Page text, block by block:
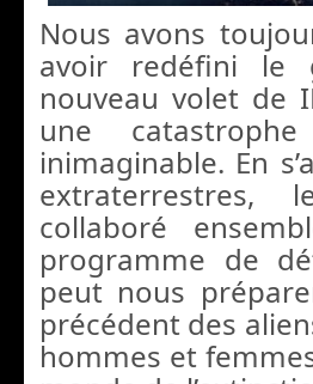
Nous avons
avoir redéfini le
nouveau volet de
une
inimaginable. En
extraterrestres,
collaboré
programme de
peut nous
précédent des
hommes et